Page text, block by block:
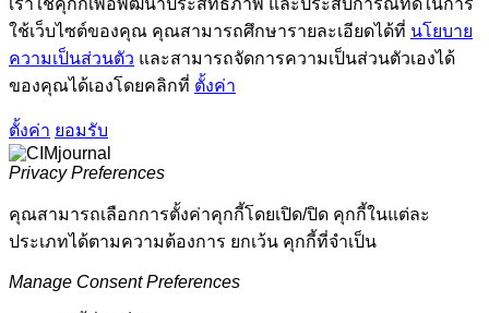
เราใช้คุกกี้เพื่อพัฒนาประสิทธิภาพ และประสบการณ์ที่ดีในการ
ใช้เว็บไซต์ของคุณ คุณสามารถศึกษารายละเอียดได้ที่ นโยบาย
ความเป็นส่วนตัว และสามารถจัดการความเป็นส่วนตัวเองได้
ของคุณได้เองโดยคลิกที่ ตั้งค่า
ตั้งค่า ยอมรับ
Privacy Preferences
คุณสามารถเลือกการตั้งค่าคุกกี้โดยเปิด/ปิด คุกกี้ในแต่ละ
ประเภทได้ตามความต้องการ ยกเว้น คุกกี้ที่จำเป็น
Manage Consent Preferences